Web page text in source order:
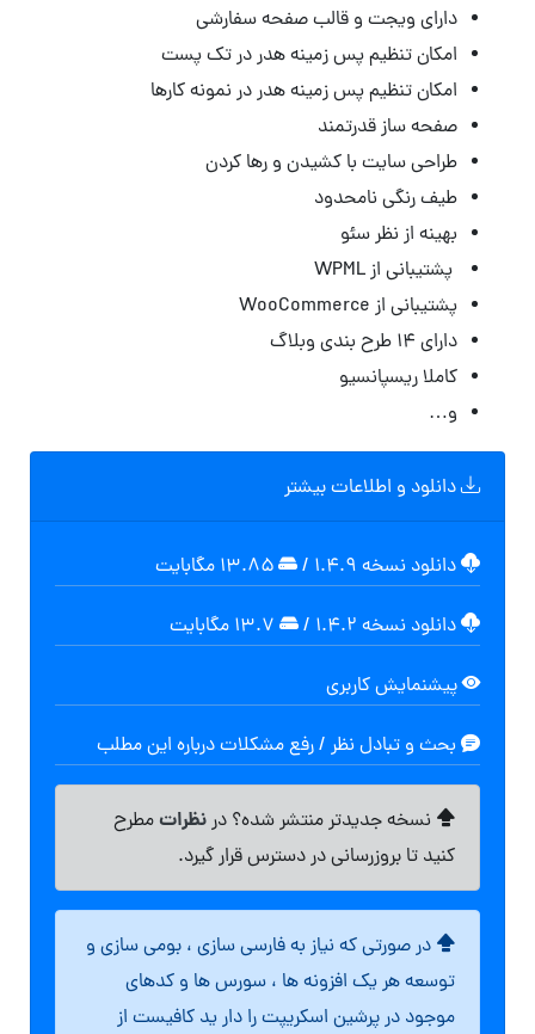
دارای ویجت و قالب صفحه سفارشی
امکان تنظیم پس زمینه هدر در تک پست
امکان تنظیم پس زمینه هدر در نمونه کارها
صفحه ساز قدرتمند
طراحی سایت با کشیدن و رها کردن
طیف رنگی نامحدود
بهینه از نظر سئو
پشتیبانی از WPML
پشتیبانی از WooCommerce
دارای ۱۴ طرح بندی وبلاگ
کاملا ریسپانسیو
و…
دانلود و اطلاعات بیشتر
دانلود نسخه ۱.۴.۹ /
دانلود نسخه ۱.۴.۲ /
پیشنمایش کاربری
بحث و تبادل نظر / رفع مشکلات درباره این مطلب
نسخه جدیدتر منتشر شده؟ درنظراتمطرح
کنید تا بروزرسانی در دسترس قرار گیرد.
در صورتی که نیاز به فارسی سازی ، بومی سازی و
توسعه هر یک افزونه ها ، سورس ها و کدهای
موجود در پرشین اسکریپت را دار ید کافیست از